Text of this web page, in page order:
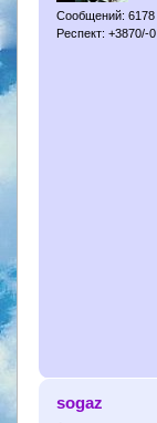
Сообщений: 6178
Респект: +3870/-0
sogaz